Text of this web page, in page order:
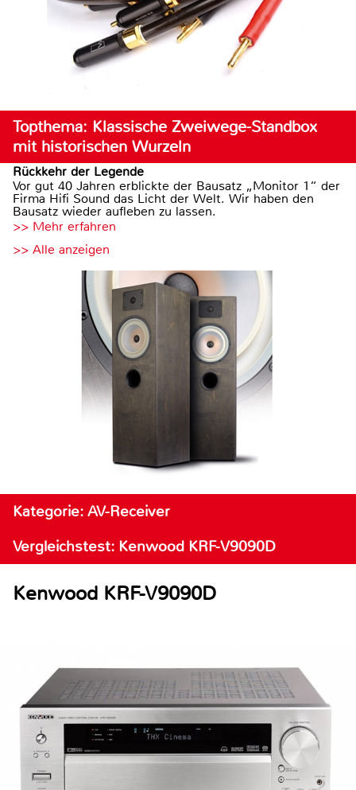
Topthema: Klassische Zweiwege-Standbox
mit historischen Wurzeln
Rückkehr der Legende
Vor gut 40 Jahren erblickte der Bausatz „Monitor 1“ der
Firma Hifi Sound das Licht der Welt. Wir haben den
Bausatz wieder aufleben zu lassen.
>> Mehr erfahren
>> Alle anzeigen
Kategorie: AV-Receiver
Vergleichstest: Kenwood KRF-V9090D
Kenwood KRF-V9090D